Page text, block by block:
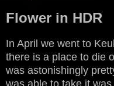
Flower in HDR
In April we went to
there is a place to die
was astonishingly
was able to take it was